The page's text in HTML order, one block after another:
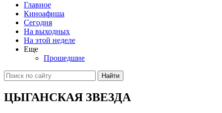
Главное
Киноафиша
Сегодня
На выходных
На этой неделе
Еще
Прошедшие
Найти
ЦЫГАНСКАЯ ЗВЕЗДА